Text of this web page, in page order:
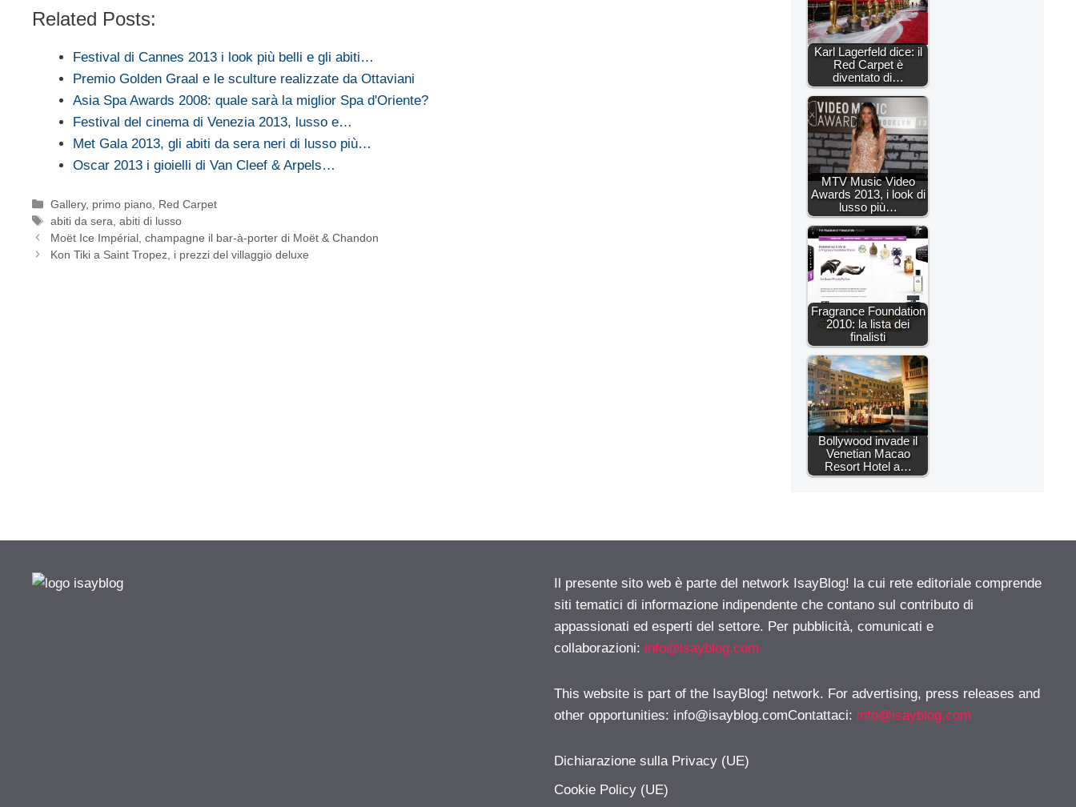
Related Posts:
Festival di Cannes 2013 i look più belli e gli abiti…
Premio Golden Graal e le sculture realizzate da Ottaviani
Asia Spa Awards 2008: quale sarà la miglior Spa d'Oriente?
Festival del cinema di Venezia 2013, lusso e…
Met Gala 2013, gli abiti da sera neri di lusso più…
Oscar 2013 i gioielli di Van Cleef & Arpels…
Categorie
Gallery, primo piano Red Carpet
Tag
abiti da sera ,abiti di lusso
Moët Ice Impérial, champagne il bar-à-porter di Moët & Chandon
Kon Tiki a Saint Tropez, i prezzi del villaggio deluxe
Karl Lagerfeld dice: il
Red Carpet è
diventato di…
MTV Music Video
Awards 2013, i look di
lusso più…
Fragrance Foundation
2010: la lista dei
finalisti
Bollywood invade il
Venetian Macao
Resort Hotel a…
Il presente sito web è parte del network IsayBlog! la cui rete editoriale comprende
siti tematici di informazione indipendente che contano sul contributo di
appassionati ed esperti del settore. Per pubblicità, comunicati e
collaborazioni: info@isayblog.com
This website is part of the IsayBlog! network. For advertising, press releases and
other opportunities: info@isayblog.comContattaci: info@isayblog.com
Dichiarazione sulla Privacy (UE)
Cookie Policy (UE)